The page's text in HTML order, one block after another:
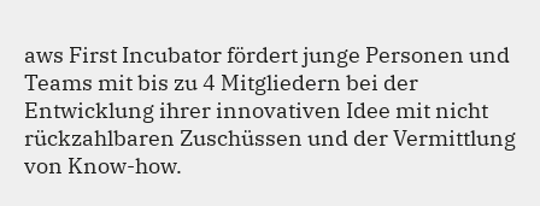
TEAM
aws First Incubator fördert junge Personen und
Teams mit bis zu 4 Mitgliedern bei der
Entwicklung ihrer innovativen Idee mit nicht
rückzahlbaren Zuschüssen und der Vermittlung
von Know-how.